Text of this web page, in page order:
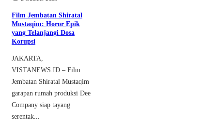
Film Jembatan Shiratal
Mustaqim: Horor Epik
yang Telanjangi Dosa
Korupsi
JAKARTA,
VISTANEWS.ID – Film
Jembatan Shiratal Mustaqim
garapan rumah produksi Dee
Company siap tayang
serentak...